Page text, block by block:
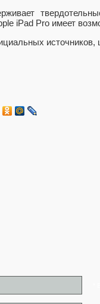
iPad Pro имеет
источников,